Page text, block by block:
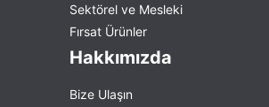
Sektörel ve Mesleki
Fırsat Ürünler
Hakkımızda
Bize Ulaşın